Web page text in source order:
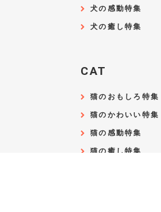
犬の感動特集
犬の癒し特集
CAT
猫のおもしろ特集
猫のかわいい特集
猫の感動特集
猫の癒し特集